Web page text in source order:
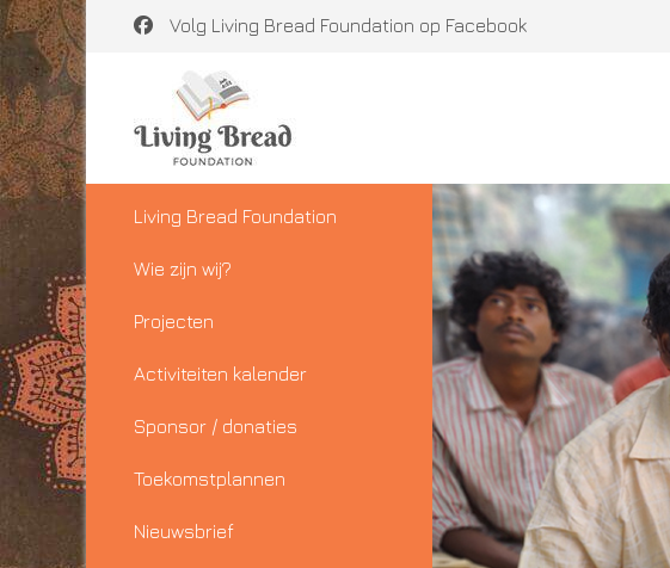
Volg Living Bread Foundation op Facebook
Living Bread Foundation
Wie zijn wij?
Projecten
Activiteiten kalender
Sponsor / donaties
Toekomstplannen
Nieuwsbrief